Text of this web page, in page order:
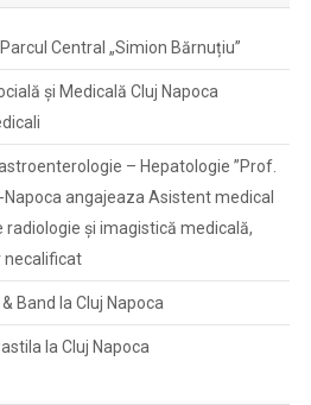
Central „Simion Bărnuțiu”
şi Medicală Cluj Napoca
– Hepatologie ”Prof.
Napoca angajeaza Asistent medical
radiologie și imagistică medicală,
necalificat
Band la Cluj Napoca
la Cluj Napoca